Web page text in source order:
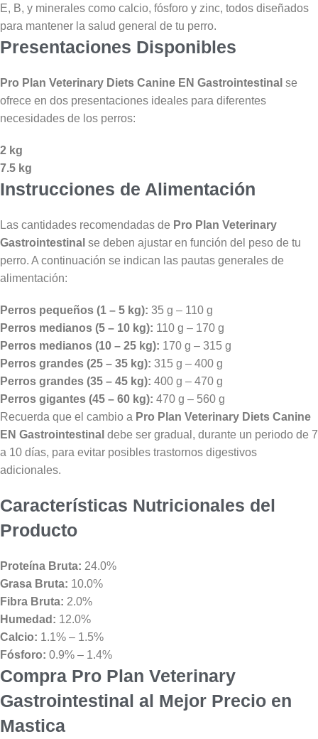
E, B, y minerales como calcio, fósforo y zinc, todos diseñados
para mantener la salud general de tu perro.
Presentaciones Disponibles
Pro Plan Veterinary Diets Canine EN Gastrointestinal se
ofrece en dos presentaciones ideales para diferentes
necesidades de los perros:
2 kg
7.5 kg
Instrucciones de Alimentación
Las cantidades recomendadas de Pro Plan Veterinary
Gastrointestinal se deben ajustar en función del peso de tu
perro. A continuación se indican las pautas generales de
alimentación:
Perros pequeños (1 – 5 kg): 35 g – 110 g
Perros medianos (5 – 10 kg): 110 g – 170 g
Perros medianos (10 – 25 kg): 170 g – 315 g
Perros grandes (25 – 35 kg): 315 g – 400 g
Perros grandes (35 – 45 kg): 400 g – 470 g
Perros gigantes (45 – 60 kg): 470 g – 560 g
Recuerda que el cambio a Pro Plan Veterinary Diets Canine
EN Gastrointestinal debe ser gradual, durante un periodo de 7
a 10 días, para evitar posibles trastornos digestivos
adicionales.
Características Nutricionales del
Producto
Proteína Bruta: 24.0%
Grasa Bruta: 10.0%
Fibra Bruta: 2.0%
Humedad: 12.0%
Calcio: 1.1% – 1.5%
Fósforo: 0.9% – 1.4%
Compra Pro Plan Veterinary
Gastrointestinal al Mejor Precio en
Mastica